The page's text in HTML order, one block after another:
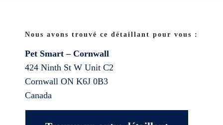
Nous avons trouvé ce détaillant pour vous :
Pet Smart – Cornwall
424 Ninth St W Unit C2
Cornwall ON K6J 0B3
Canada